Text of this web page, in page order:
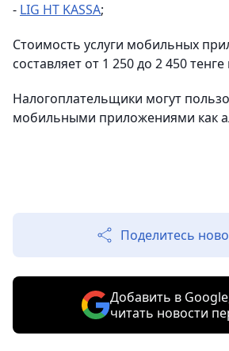
- LIG HT KASSA;
Стоимость услуги мобильных
составляет от 1 250 до 2 450
Налогоплательщики могут
мобильными приложениями как
Поделитесь
Добавить в
читать новости